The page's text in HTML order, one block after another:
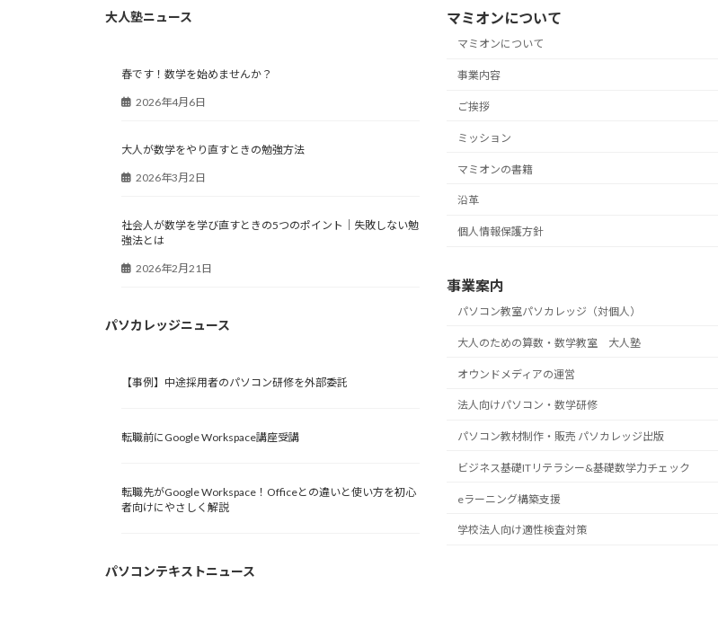
大人塾ニュース
春です！数学を始めませんか？
2026年4月6日
大人が数学をやり直すときの勉強方法
2026年3月2日
社会人が数学を学び直すときの5つのポイント｜失敗しない勉
強法とは
2026年2月21日
パソカレッジニュース
【事例】中途採用者のパソコン研修を外部委託
転職前にGoogle Workspace講座受講
転職先がGoogle Workspace！Officeとの違いと使い方を初心
者向けにやさしく解説
パソコンテキストニュース
マミオンについて
マミオンについて
事業内容
ご挨拶
ミッション
マミオンの書籍
沿革
個人情報保護方針
事業案内
パソコン教室パソカレッジ（対個人）
大人のための算数・数学教室 大人塾
オウンドメディアの運営
法人向けパソコン・数学研修
パソコン教材制作・販売 パソカレッジ出版
ビジネス基礎ITリテラシー&基礎数学力チェック
eラーニング構築支援
学校法人向け適性検査対策